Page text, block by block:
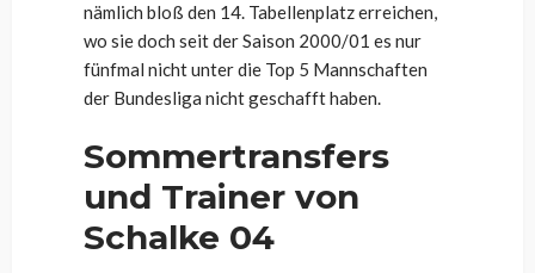
nämlich bloß den 14. Tabellenplatz erreichen,
wo sie doch seit der Saison 2000/01 es nur
fünfmal nicht unter die Top 5 Mannschaften
der Bundesliga nicht geschafft haben.
Sommertransfers
und Trainer von
Schalke 04